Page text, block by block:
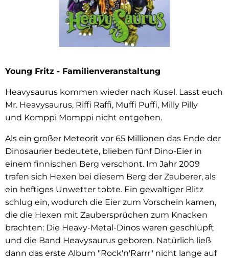
Young Fritz - Familienveranstaltung
Heavysaurus kommen wieder nach Kusel. Lasst euch
Mr. Heavysaurus, Riffi Raffi, Muffi Puffi, Milly Pilly
und Komppi Momppi nicht entgehen.
Als ein großer Meteorit vor 65 Millionen das Ende der
Dinosaurier bedeutete, blieben fünf Dino-Eier in
einem finnischen Berg verschont. Im Jahr 2009
trafen sich Hexen bei diesem Berg der Zauberer, als
ein heftiges Unwetter tobte. Ein gewaltiger Blitz
schlug ein, wodurch die Eier zum Vorschein kamen,
die die Hexen mit Zaubersprüchen zum Knacken
brachten: Die Heavy-Metal-Dinos waren geschlüpft
und die Band Heavysaurus geboren. Natürlich ließ
dann das erste Album "Rock'n'Rarrr" nicht lange auf